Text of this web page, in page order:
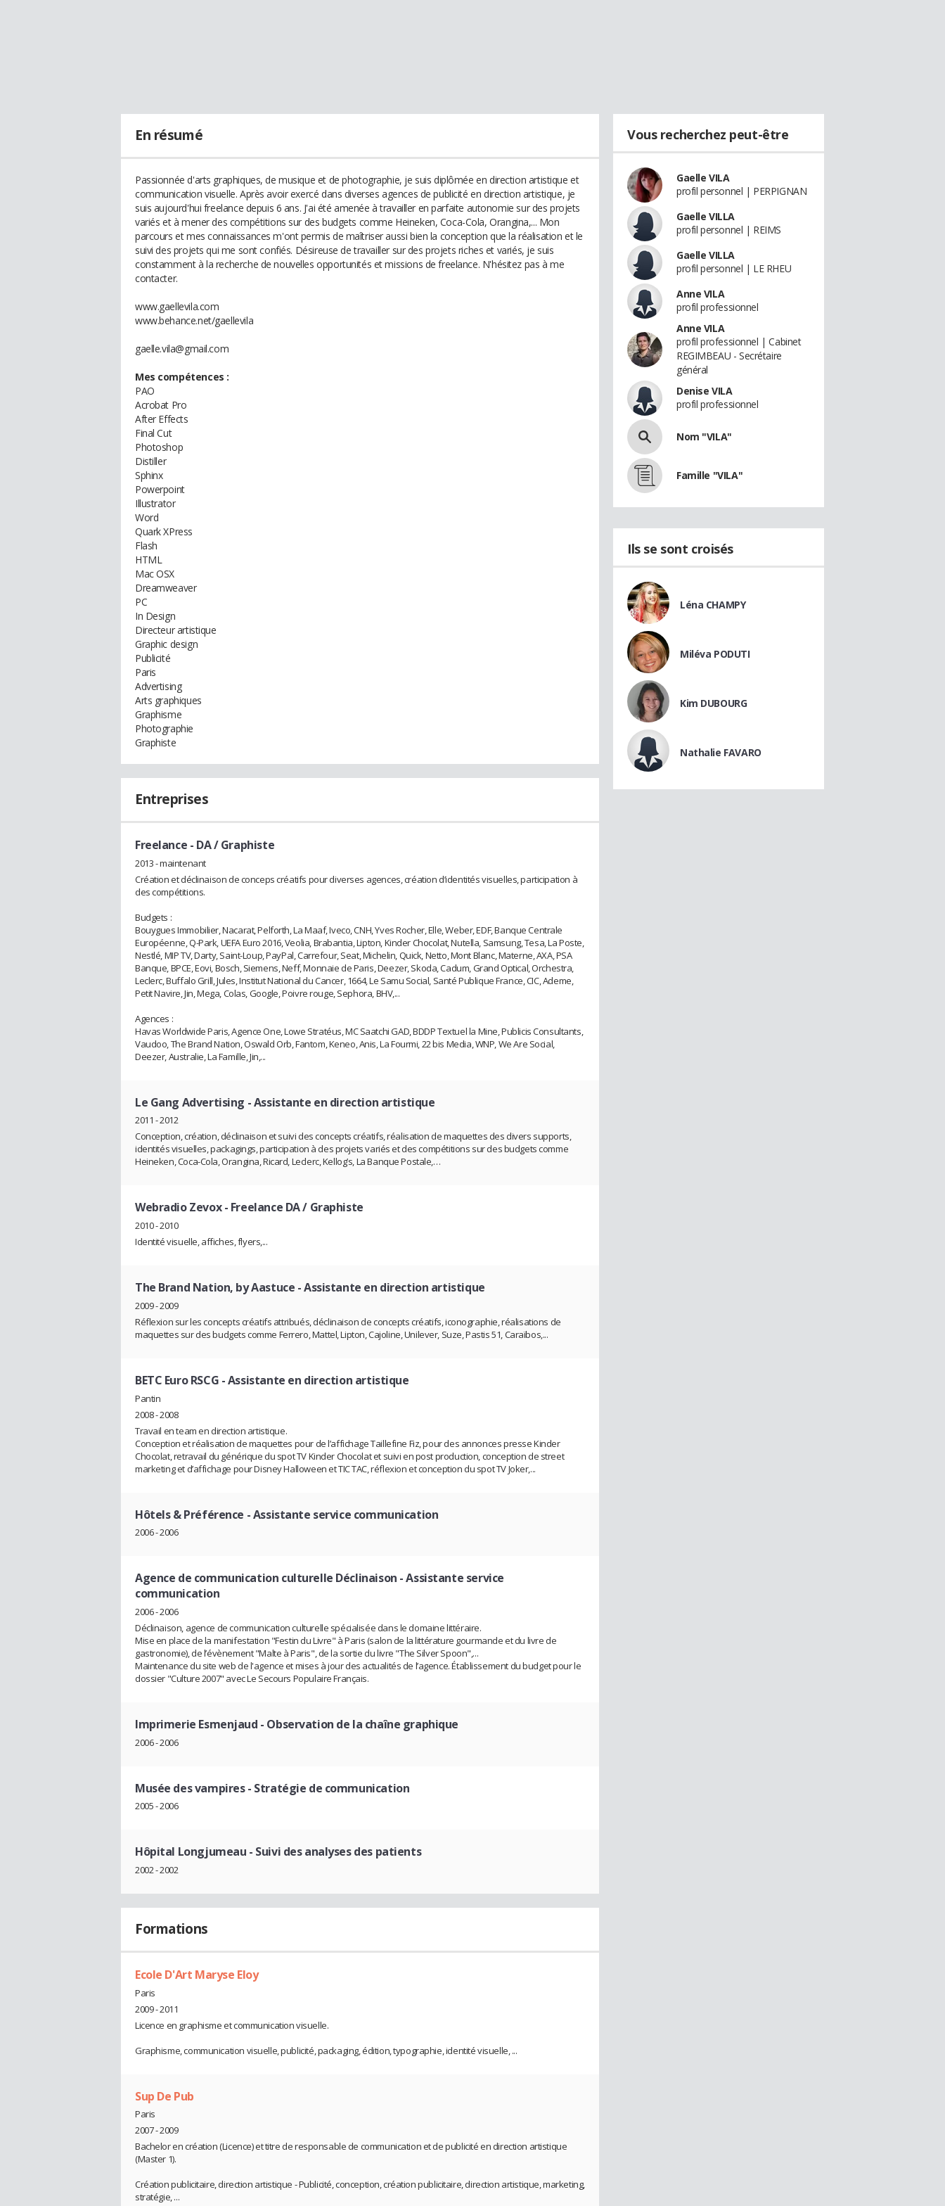
En résumé
Passionnée d'arts graphiques, de musique et de photographie, je suis diplômée en direction artistique et
communication visuelle. Après avoir exercé dans diverses agences de publicité en direction artistique, je
suis aujourd'hui freelance depuis 6 ans. J'ai été amenée à travailler en parfaite autonomie sur des projets
variés et à mener des compétitions sur des budgets comme Heineken, Coca-Cola, Orangina,... Mon
parcours et mes connaissances m'ont permis de maîtriser aussi bien la conception que la réalisation et le
suivi des projets qui me sont confiés. Désireuse de travailler sur des projets riches et variés, je suis
constamment à la recherche de nouvelles opportunités et missions de freelance. N'hésitez pas à me
contacter.
www.gaellevila.com
www.behance.net/gaellevila
gaelle.vila@gmail.com
Mes compétences :
PAO
Acrobat Pro
After Effects
Final Cut
Photoshop
Distiller
Sphinx
Powerpoint
Illustrator
Word
Quark XPress
Flash
HTML
Mac OSX
Dreamweaver
PC
In Design
Directeur artistique
Graphic design
Publicité
Paris
Advertising
Arts graphiques
Graphisme
Photographie
Graphiste
Entreprises
Freelance - DA / Graphiste
2013 - maintenant
Création et déclinaison de conceps créatifs pour diverses agences, création d’identités visuelles, participation à
des compétitions.
Budgets :
Bouygues Immobilier, Nacarat, Pelforth, La Maaf, Iveco, CNH, Yves Rocher, Elle, Weber, EDF, Banque Centrale
Européenne, Q-Park, UEFA Euro 2016, Veolia, Brabantia, Lipton, Kinder Chocolat, Nutella, Samsung, Tesa, La Poste,
Nestlé, MIP TV, Darty, Saint-Loup, PayPal, Carrefour, Seat, Michelin, Quick, Netto, Mont Blanc, Materne, AXA, PSA
Banque, BPCE, Eovi, Bosch, Siemens, Neff, Monnaie de Paris, Deezer, Skoda, Cadum, Grand Optical, Orchestra,
Leclerc, Buffalo Grill, Jules, Institut National du Cancer, 1664, Le Samu Social, Santé Publique France, CIC, Ademe,
Petit Navire, Jin, Mega, Colas, Google, Poivre rouge, Sephora, BHV,...
Agences :
Havas Worldwide Paris, Agence One, Lowe Stratéus, MC Saatchi GAD, BDDP Textuel la Mine, Publicis Consultants,
Vaudoo, The Brand Nation, Oswald Orb, Fantom, Keneo, Anis, La Fourmi, 22 bis Media, WNP, We Are Social,
Deezer, Australie, La Famille, Jin,...
Le Gang Advertising - Assistante en direction artistique
2011 - 2012
Conception, création, déclinaison et suivi des concepts créatifs, réalisation de maquettes des divers supports,
identités visuelles, packagings, participation à des projets variés et des compétitions sur des budgets comme
Heineken, Coca-Cola, Orangina, Ricard, Leclerc, Kellog’s, La Banque Postale,…
Webradio Zevox- Freelance DA / Graphiste
2010 - 2010
Identité visuelle, affiches, flyers,...
The Brand Nation, by Aastuce - Assistante en direction artistique
2009 - 2009
Réflexion sur les concepts créatifs attribués, déclinaison de concepts créatifs, iconographie, réalisations de
maquettes sur des budgets comme Ferrero, Mattel, Lipton, Cajoline, Unilever, Suze, Pastis 51, Caraïbos,...
BETC Euro RSCG - Assistante en direction artistique
Pantin
2008 - 2008
Travail en team en direction artistique.
Conception et réalisation de maquettes pour de l’affichage Taillefine Fiz, pour des annonces presse Kinder
Chocolat, retravail du générique du spot TV Kinder Chocolat et suivi en post production, conception de street
marketing et d’affichage pour Disney Halloween et TIC TAC, réflexion et conception du spot TV Joker,...
Hôtels & Préférence - Assistante service communication
2006 - 2006
Agence de communication culturelle Déclinaison - Assistante service
communication
2006 - 2006
Déclinaison, agence de communication culturelle spécialisée dans le domaine littéraire.
Mise en place de la manifestation "Festin du Livre" à Paris (salon de la littérature gourmande et du livre de
gastronomie), de l’évènement "Malte à Paris", de la sortie du livre "The Silver Spoon",...
Maintenance du site web de l'agence et mises à jour des actualités de l’agence. Établissement du budget pour le
dossier "Culture 2007" avec Le Secours Populaire Français.
Imprimerie Esmenjaud - Observation de la chaîne graphique
2006 - 2006
Musée des vampires- Stratégie de communication
2005 - 2006
Hôpital Longjumeau - Suivi des analyses des patients
2002 - 2002
Formations
Ecole D'Art Maryse Eloy
Paris
2009 - 2011
Licence en graphisme et communication visuelle.
Graphisme, communication visuelle, publicité, packaging, édition, typographie, identité visuelle, ...
Sup De Pub
Paris
2007 - 2009
Bachelor en création (Licence) et titre de responsable de communication et de publicité en direction artistique
(Master 1).
Création publicitaire, direction artistique - Publicité, conception, création publicitaire, direction artistique, marketing,
stratégie, ...
Vous recherchez peut-être
Gaelle VILA
profil personnel | PERPIGNAN
Gaelle VILLA
profil personnel | REIMS
Gaelle VILLA
profil personnel | LE RHEU
Anne VILA
profil professionnel
Anne VILA
profil professionnel | Cabinet
REGIMBEAU - Secrétaire
général
Denise VILA
profil professionnel
Nom "VILA"
Famille "VILA"
Ils se sont croisés
Léna CHAMPY
Miléva PODUTI
Kim DUBOURG
Nathalie FAVARO